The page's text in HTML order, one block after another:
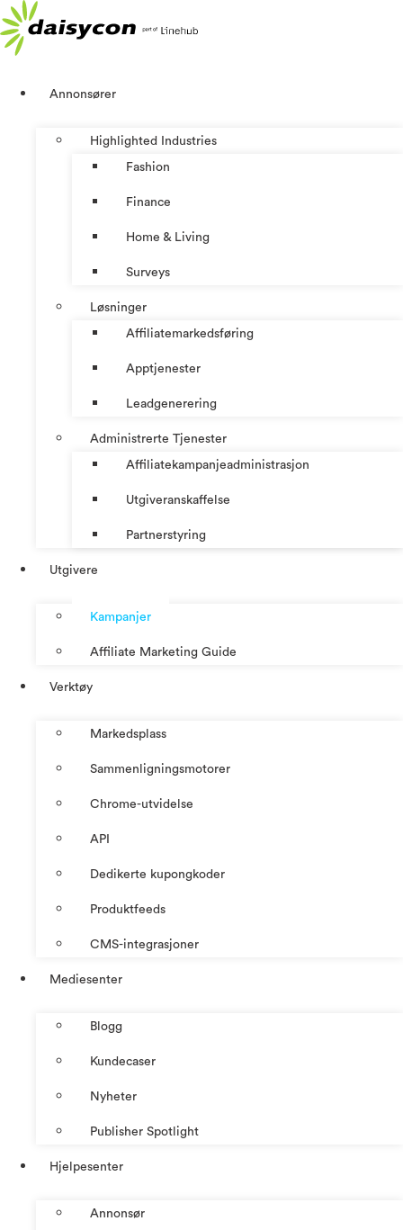
Skip
to
content
Annonsører
Highlighted Industries
Fashion
Finance
Home & Living
Surveys
Løsninger
Affiliatemarkedsføring
Apptjenester
Leadgenerering
Administrerte Tjenester
Affiliatekampanjeadministrasjon
Utgiveranskaffelse
Partnerstyring
Utgivere
Kampanjer
Affiliate Marketing Guide
Verktøy
Markedsplass
Sammenligningsmotorer
Chrome-utvidelse
API
Dedikerte kupongkoder
Produktfeeds
CMS-integrasjoner
Mediesenter
Blogg
Kundecaser
Nyheter
Publisher Spotlight
Hjelpesenter
Annonsør